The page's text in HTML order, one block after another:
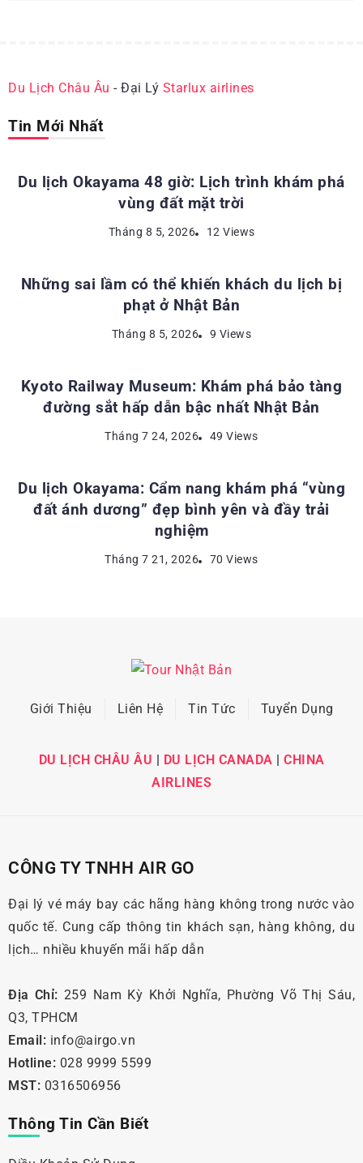
Du Lịch Châu Âu - Đại Lý Starlux airlines
Tin Mới Nhất
Du lịch Okayama 48 giờ: Lịch trình khám phá
vùng đất mặt trời
Tháng 8 5, 2026 12 Views
KINH NGHIỆM DU LỊCH NHẬT BẢN
Những sai lầm có thể khiến khách du lịch bị
phạt ở Nhật Bản
Tháng 8 5, 2026 9 Views
ĐỊA ĐIỂM DU LỊCH NHẬT BẢN
Kyoto Railway Museum: Khám phá bảo tàng
đường sắt hấp dẫn bậc nhất Nhật Bản
Tháng 7 24, 2026 49 Views
ĐỊA ĐIỂM DU LỊCH NHẬT BẢN
Du lịch Okayama: Cẩm nang khám phá “vùng
đất ánh dương” đẹp bình yên và đầy trải
nghiệm
Tháng 7 21, 2026 70 Views
Giới Thiệu Liên Hệ Tin Tức Tuyển Dụng
DU LỊCH CHÂU ÂU | DU LỊCH CANADA | CHINA
AIRLINES
CÔNG TY TNHH AIR GO
Đại lý vé máy bay các hãng hàng không trong nước vào
quốc tế. Cung cấp thông tin khách sạn, hàng không, du
lịch… nhiều khuyến mãi hấp dẫn
Địa Chỉ: 259 Nam Kỳ Khởi Nghĩa, Phường Võ Thị Sáu,
Q3, TPHCM
Email: info@airgo.vn
Hotline: 028 9999 5599
MST: 0316506956
Thông Tin Cần Biết